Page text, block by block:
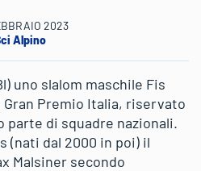
2023
Alpino
uno slalom maschile Fis
Premio Italia, riservato
parte di squadre nazionali.
(nati dal 2000 in poi) il
Malsiner secondo